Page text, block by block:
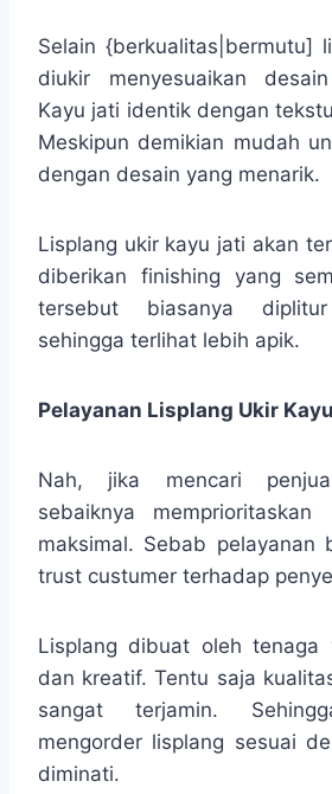
Selain {berkualitas|bermutu]
diukir menyesuaikan
Kayu jati identik dengan
Meskipun demikian mudah
dengan desain yang menarik.
Lisplang ukir kayu jati akan
diberikan finishing yang
tersebut biasanya
sehingga terlihat lebih apik.
Pelayanan Lisplang Ukir Kayu
Nah, jika mencari
sebaiknya memprioritaskan
maksimal. Sebab pelayanan
trust custumer terhadap
Lisplang dibuat oleh tenaga
dan kreatif. Tentu saja
sangat terjamin.
mengorder lisplang sesuai
diminati.